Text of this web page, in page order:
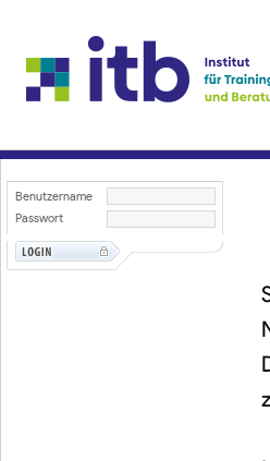
Benutzername
Passwort